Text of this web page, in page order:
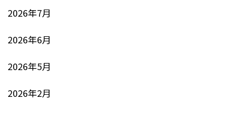
2026年7月
2026年6月
2026年5月
2026年2月